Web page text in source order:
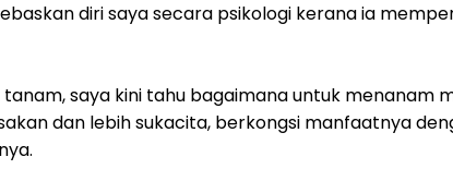
diri saya secara psikologi kerana ia
saya kini tahu bagaimana untuk menanam
dan lebih sukacita, berkongsi manfaatnya